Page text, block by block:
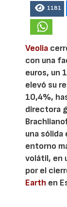
1181
Veolia
con una
euros, un
elevó su
10,4%,
directora
una sólida
entorno
volátil, en
por el
Earth en